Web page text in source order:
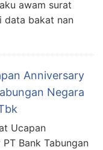
awam surat
data bakat nan
Anniversary
Negara
Ucapan
Bank Tabungan